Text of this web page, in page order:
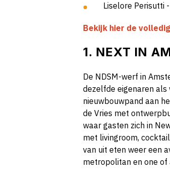
Liselore Perisutti
Bekijk hier de
1. NEXT IN
De NDSM-werf in
dezelfde eigenaren
nieuwbouwpand aan
de Vries met
waar gasten zich in
met livingroom,
van uit eten weer een
metropolitan en one of